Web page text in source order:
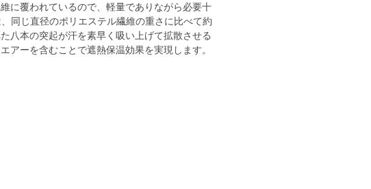
に覆われているので、軽量でありながら必要十
同じ直径のポリエステル繊維の重さに比べて約
八本の突起が汗を素早く吸い上げて拡散させる
ーを含むことで遮熱保温効果を実現します。